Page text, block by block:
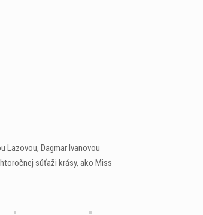
Lazovou, Dagmar Ivanovou
súťaži krásy, ako Miss